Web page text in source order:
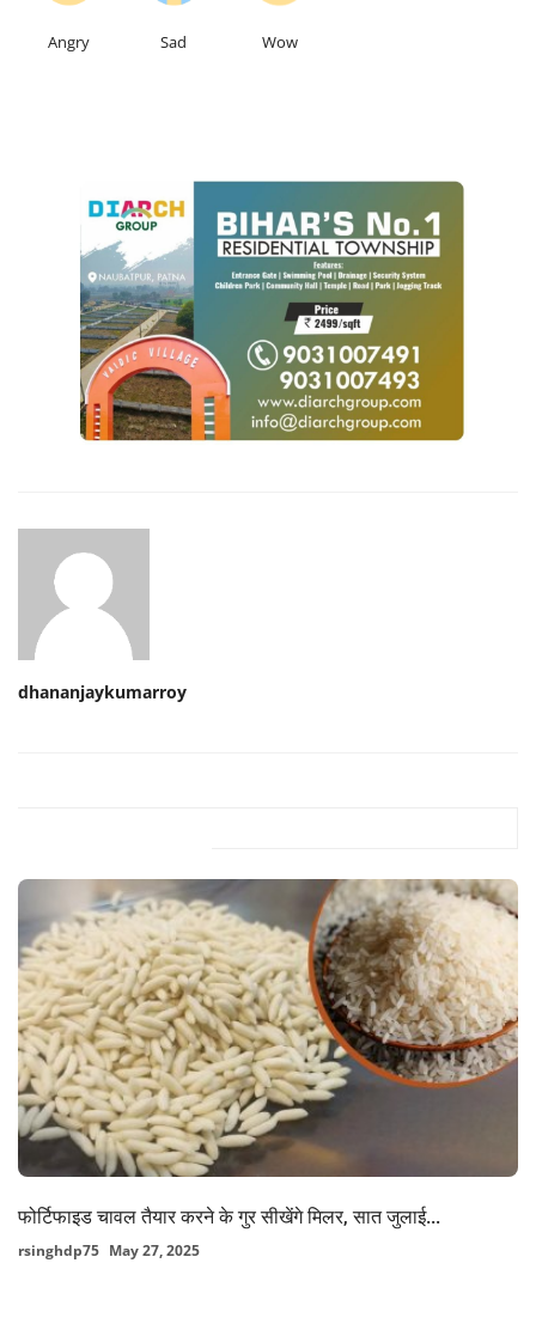
Angry Sad Wow
dhananjaykumarroy
फोर्टिफाइड चावल तैयार करने के गुर सीखेंगे मिलर, सात जुलाई...
rsinghdp75 May 27, 2025